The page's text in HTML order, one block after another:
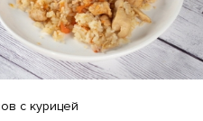
с курицей